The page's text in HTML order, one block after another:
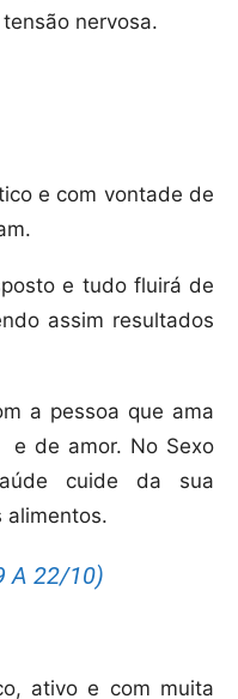
nervosa.
e com vontade de
e tudo fluirá de
assim resultados
a pessoa que ama
e de amor. No Sexo
cuide da sua
alimentos.
A 22/10)
ativo e com muita